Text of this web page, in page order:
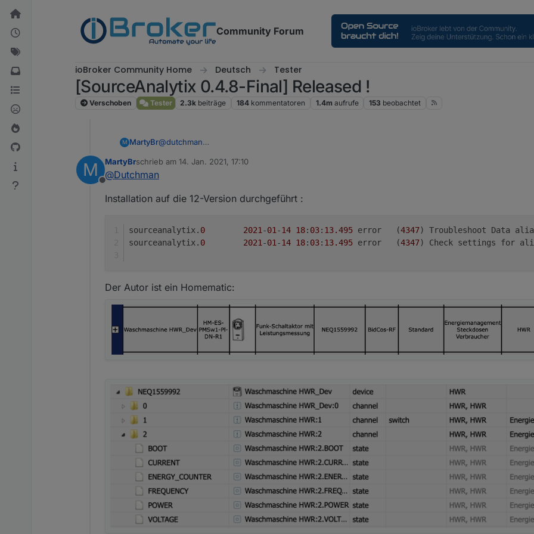
Weiter zum Inhalt
Community Forum
ioBroker Community Home Deutsch Tester
[SourceAnalytix 0.4.8-Final] Released !
Verschoben Tester 2.3k beiträge 184 kommentatoren 1.4m aufrufe 153 beobachtet
M MartyBr@dutchman
Ich spiele jetzt mal die neue Version ein und berichte gleich.
M
Offline
MartyBrschrieb am 14. Jan. 2021, 17:10
zuletzt editiert von
@Dutchman
Installation auf die 12-Version durchgeführt :
sourceanalytix. 0 2021-01-14 18: 03: 13.495
	error	(
4347) Troubleshoot Data
sourceanalytix. 0 2021-01-14 18: 03: 13.495
	error	(
4347) Check settings for
Der Autor ist ein Homematic: